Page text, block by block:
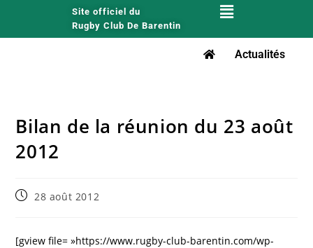
Site officiel du
Rugby Club De Barentin
Actualités
Bilan de la réunion du 23 août
2012
28 août 2012
[gview file= »https://www.rugby-club-barentin.com/wp-